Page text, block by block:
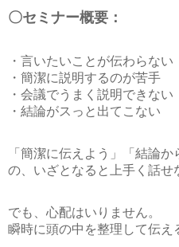
〇セミナー概要：
・言いたいことが伝わらない
・簡潔に説明するのが苦手
・会議でうまく説明できない
・結論がスっと出てこない
「簡潔に伝えよう」「結論
の、いざとなると上手く話せ
でも、心配はいりません。
瞬時に頭の中を整理して伝え